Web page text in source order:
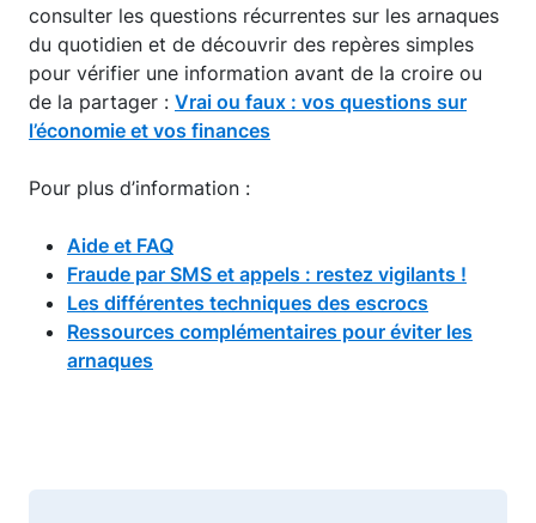
consulter les questions récurrentes sur les arnaques
du quotidien et de découvrir des repères simples
pour vérifier une information avant de la croire ou
de la partager : Vrai ou faux : vos questions sur
l’économie et vos finances
Pour plus d’information :
Aide et FAQ
Fraude par SMS et appels : restez vigilants !
Les différentes techniques des escrocs
Ressources complémentaires pour éviter les
arnaques